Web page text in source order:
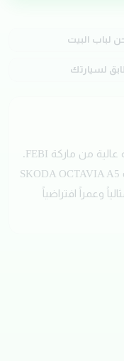
لباب البيت
لسيارتك
احصل الآن على جلبة قنطره علوي بجودة عالية من ماركة FEBI.
تم تصميم هذه القطعة خصيصاً لسيارات SKODA OCTAVIA A5
وعمراً افتراضياً